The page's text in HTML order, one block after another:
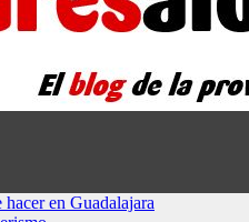
hacer en Guadalajara